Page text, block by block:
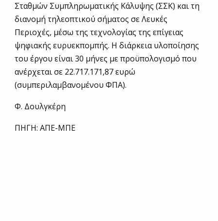
Σταθμών Συμπληρωματικής Κάλυψης (ΣΣΚ) και τη
διανομή τηλεοπτικού σήματος σε Λευκές
Περιοχές, μέσω της τεχνολογίας της επίγειας
ψηφιακής ευρυεκπομπής. Η διάρκεια υλοποίησης
του έργου είναι 30 μήνες με προϋπολογισμό που
ανέρχεται σε 22.717.171,87 ευρώ
(συμπεριλαμβανομένου ΦΠΑ).
Φ. Δουλγκέρη
ΠΗΓΗ: ΑΠΕ-ΜΠΕ